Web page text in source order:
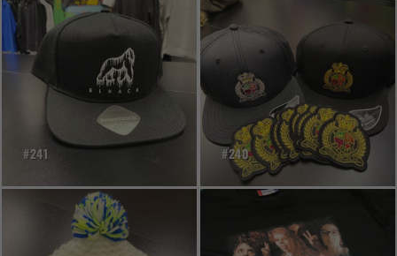
#241 #240